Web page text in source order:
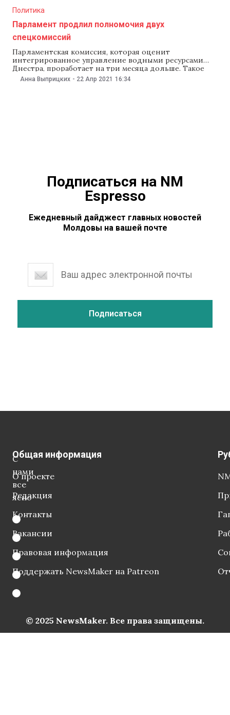
Политика
Парламент продлил полномочия двух
спецкомиссий
Парламентская комиссия, которая оценит
интегрированное управление водными ресурсами
Днестра, проработает на три месяца дольше. Такое
решение 22 апреля приняли депутаты на заседании
парламента. Также парламент решил продлить
Анна Выприцких - 22 Апр 2021 16:34
Подписаться на NM
Espresso
Ежедневный дайджест главных новостей
Молдовы на вашей почте
С
нами
все
ясно
Общая информация
О проекте
Редакция
Контакты
Вакансии
Правовая информация
Поддержать NewsMaker на Patreon
© 2025 NewsMaker. Все права защищены.